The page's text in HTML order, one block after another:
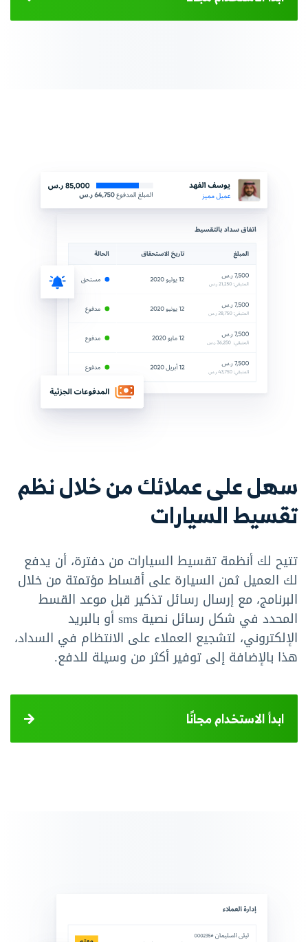
سهل على عملائك من خلال نظم
تقسيط السيارات
تتيح لك أنظمة تقسيط السيارات من دفترة، أن يدفع
لك العميل ثمن السيارة على أقساط مؤتمتة من خلال
البرنامج، مع إرسال رسائل تذكير قبل موعد القسط
المحدد في شكل رسائل نصية sms أو بالبريد
الإلكتروني، لتشجيع العملاء على الانتظام في السداد،
هذا بالإضافة إلى توفير أكثر من وسيلة للدفع.
ابدأ الاستخدام مجانًا